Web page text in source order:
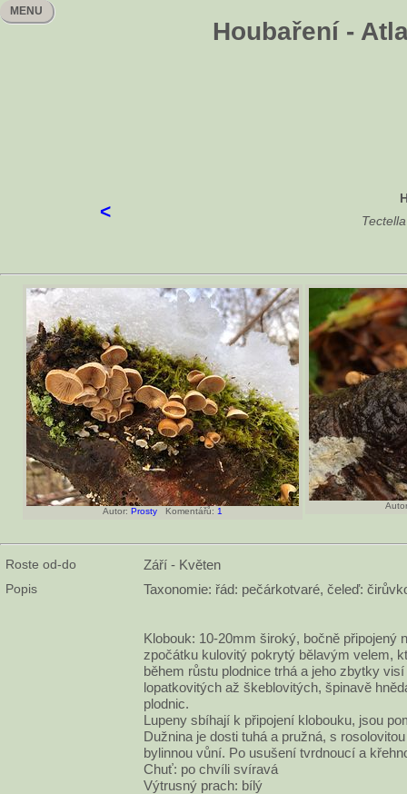
Houbaření -
MENU
<
Autor: Prosty Komentářů: 1
Roste od-do Září - Květen
Popis Taxonomie: řád: pečárkotvaré, čeleď:
Klobouk: 10-20mm široký, bočně připojený
zpočátku kulovitý pokrytý bělavým velem,
během růstu plodnice trhá a jeho zbytky
lopatkovitých až škeblovitých, špinavě
plodnic.
Lupeny sbíhají k připojení klobouku, jsou
Dužnina je dosti tuhá a pružná, s
bylinnou vůní. Po usušení tvrdnoucí a
Chuť: po chvíli svíravá
Výtrusný prach: bílý